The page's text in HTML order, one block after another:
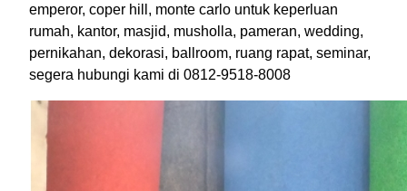
emperor, coper hill, monte carlo untuk keperluan
rumah, kantor, masjid, musholla, pameran, wedding,
pernikahan, dekorasi, ballroom, ruang rapat, seminar,
segera hubungi kami di 0812-9518-8008